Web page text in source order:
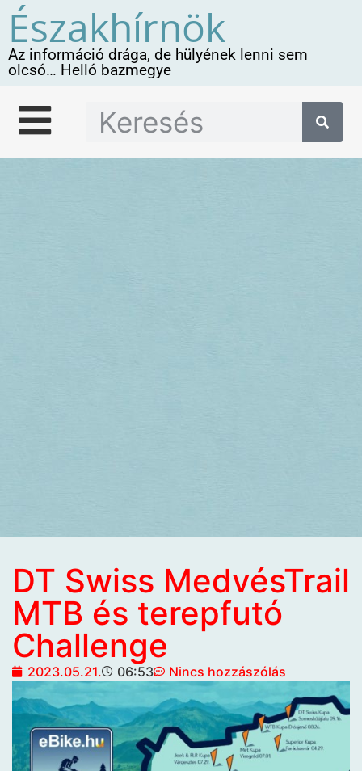
Északhírnök
Az információ drága, de hülyének lenni sem
olcsó… Helló bazmegye
DT Swiss MedvésTrail
MTB és terepfutó
Challenge
2023.05.21. 06:53 Nincs hozzászólás